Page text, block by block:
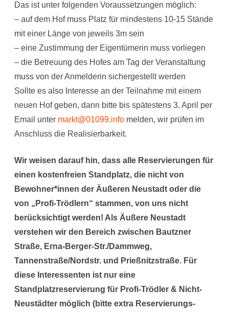
Das ist unter folgenden Voraussetzungen möglich:
– auf dem Hof muss Platz für mindestens 10-15 Stände
mit einer Länge von jeweils 3m sein
– eine Zustimmung der Eigentümerin muss vorliegen
– die Betreuung des Hofes am Tag der Veranstaltung
muss von der Anmelderin sichergestellt werden
Sollte es also Interesse an der Teilnahme mit einem
neuen Hof geben, dann bitte bis spätestens 3. April per
Email unter markt@01099.info melden, wir prüfen im
Anschluss die Realisierbarkeit.
Wir weisen darauf hin, dass alle Reservierungen für
einen kostenfreien Standplatz, die nicht von
Bewohner*innen der Äußeren Neustadt oder die
von „Profi-Trödlern“ stammen, von uns nicht
berücksichtigt werden! Als Äußere Neustadt
verstehen wir den Bereich zwischen Bautzner
Straße, Erna-Berger-Str./Dammweg,
Tannenstraße/Nordstr. und Prießnitzstraße. Für
diese Interessenten ist nur eine
Standplatzreservierung für Profi-Trödler & Nicht-
Neustädter möglich (bitte extra Reservierungs-